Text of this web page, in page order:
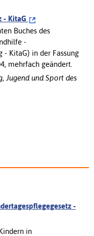
- KitaG
Buches des
-
- KitaG) in der Fassung
mehrfach geändert.
Jugend und Sport des
-
in